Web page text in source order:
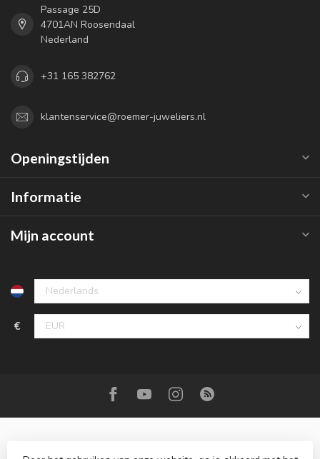
Passage 25D
4701AN Roosendaal
Nederland
+31 165 382762
klantenservice@roemer-juweliers.nl
Openingstijden
Informatie
Mijn account
€